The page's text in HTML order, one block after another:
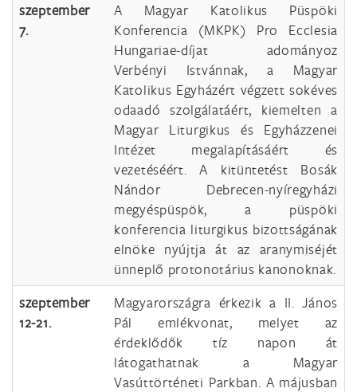
szeptember
7.
A Magyar Katolikus Püspöki
Konferencia (MKPK) Pro Ecclesia
Hungariae-díjat adományoz
Verbényi Istvánnak, a Magyar
Katolikus Egyházért végzett sokéves
odaadó szolgálatáért, kiemelten a
Magyar Liturgikus és Egyházzenei
Intézet megalapításáért és
vezetéséért. A kitüntetést Bosák
Nándor Debrecen-nyíregyházi
megyéspüspök, a püspöki
konferencia liturgikus bizottságának
elnöke nyújtja át az aranymiséjét
ünneplő protonotárius kanonoknak.
szeptember
12-21.
Magyarországra érkezik a II. János
Pál emlékvonat, melyet az
érdeklődők tíz napon át
látogathatnak a Magyar
Vasúttörténeti Parkban. A májusban